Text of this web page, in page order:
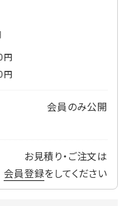
円
円
会員のみ公開
お見積り・ご注文は
会員登録をしてください